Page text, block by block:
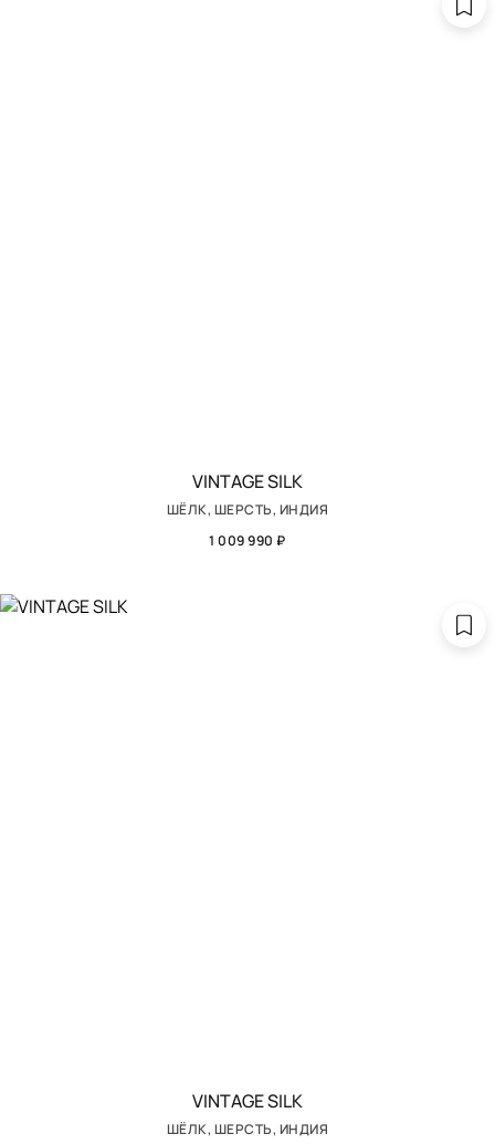
VINTAGE SILK
ШЁЛК, ШЕРСТЬ, ИНДИЯ
1 009 990 ₽
VINTAGE SILK
ШЁЛК, ШЕРСТЬ, ИНДИЯ